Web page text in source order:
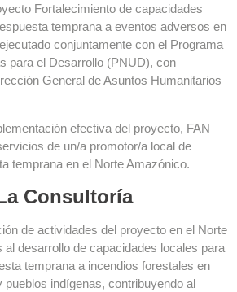
Fortalecimiento de capacidades
temprana a eventos adversos en
conjuntamente con el Programa
para el Desarrollo (PNUD), con
General de Asuntos Humanitarios
efectiva del proyecto, FAN
de un/a promotor/a local de
temprana en el Norte Amazónico.
Consultoría
de actividades del proyecto en el Norte
desarrollo de capacidades locales para
temprana a incendios forestales en
indígenas, contribuyendo al